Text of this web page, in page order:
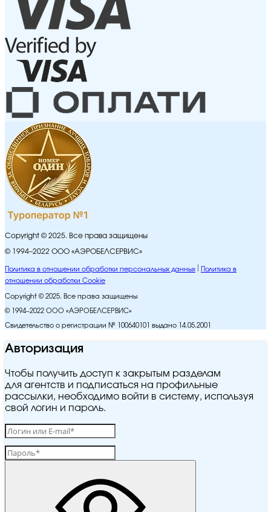
Copyright © 2025. Все права защищены
© 1994–2022 ООО «АЭРОБЕЛСЕРВИС»
Политика в отношении обработки персональных данных
Политика в
отношении обработки Cookie
Copyright © 2025. Все права защищены
© 1994–2022 ООО «АЭРОБЕЛСЕРВИС»
Свидетельство о регистрации № 100640101 выдано 14.05.2001
Авторизация
Чтобы получить доступ к закрытым разделам
для агентств и подписаться на профильные
рассылки, необходимо войти в систему, используя
свой логин и пароль.